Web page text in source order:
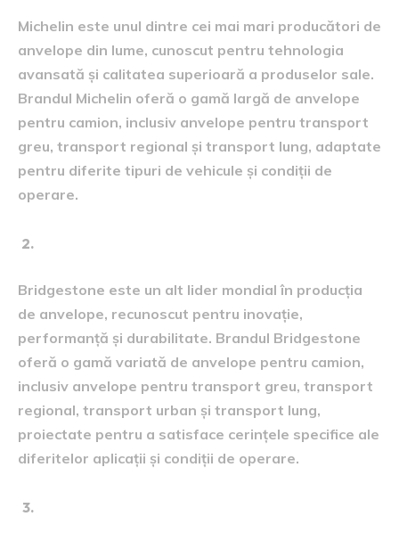
Michelin este unul dintre cei mai mari producători de
anvelope din lume, cunoscut pentru tehnologia
avansată și calitatea superioară a produselor sale.
Brandul Michelin oferă o gamă largă de anvelope
pentru camion, inclusiv anvelope pentru transport
greu, transport regional și transport lung, adaptate
pentru diferite tipuri de vehicule și condiții de
operare.
Bridgestone este un alt lider mondial în producția
de anvelope, recunoscut pentru inovație,
performanță și durabilitate. Brandul Bridgestone
oferă o gamă variată de anvelope pentru camion,
inclusiv anvelope pentru transport greu, transport
regional, transport urban și transport lung,
proiectate pentru a satisface cerințele specifice ale
diferitelor aplicații și condiții de operare.